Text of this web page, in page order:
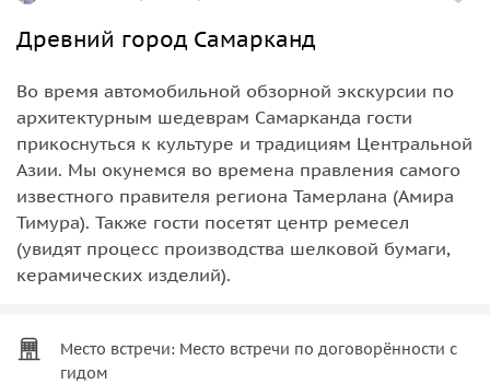
Древний город Самарканд
Во время автомобильной обзорной экскурсии по
архитектурным шедеврам Самарканда гости
прикоснуться к культуре и традициям Центральной
Азии. Мы окунемся во времена правления самого
известного правителя региона Тамерлана (Амира
Тимура). Также гости посетят центр ремесел
(увидят процесс производства шелковой бумаги,
керамических изделий).
Место встречи: Место встречи по договорённости с
гидом